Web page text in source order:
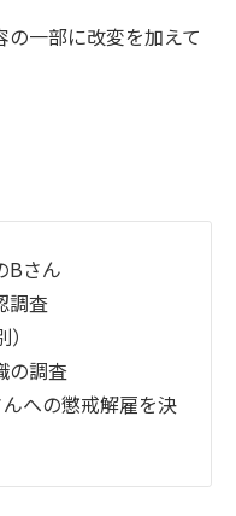
一部に改変を加えて
Bさん
調査
の調査
への懲戒解雇を決